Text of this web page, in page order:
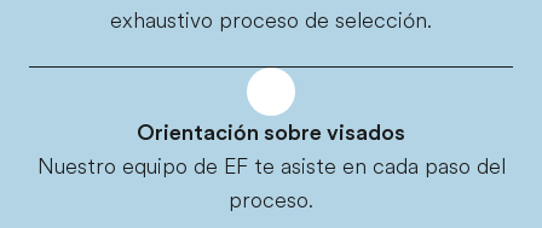
exhaustivo proceso de selección.
Orientación sobre visados
Nuestro equipo de EF te asiste en cada paso del
proceso.